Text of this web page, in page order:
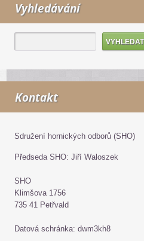
Vyhledávání
Kontakt
Sdružení hornických odborů (SHO)
Předseda SHO: Jiří Waloszek
SHO
Klimšova 1756
735 41 Petřvald
Datová schránka: dwm3kh8